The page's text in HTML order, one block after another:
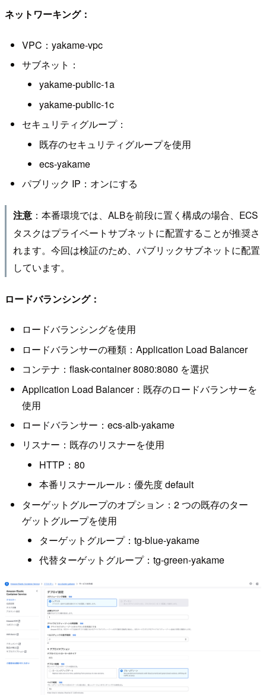
ネットワーキング：
VPC：yakame-vpc
サブネット：
yakame-public-1a
yakame-public-1c
セキュリティグループ：
既存のセキュリティグループを使用
ecs-yakame
パブリック IP：オンにする
注意：本番環境では、ALBを前段に置く構成の場合、ECS
タスクはプライベートサブネットに配置することが推奨さ
れます。今回は検証のため、パブリックサブネットに配置
しています。
ロードバランシング：
ロードバランシングを使用
ロードバランサーの種類：Application Load Balancer
コンテナ：flask-container 8080:8080 を選択
Application Load Balancer：既存のロードバランサーを
使用
ロードバランサー：ecs-alb-yakame
リスナー：既存のリスナーを使用
HTTP：80
本番リスナールール：優先度 default
ターゲットグループのオプション：2 つの既存のター
ゲットグループを使用
ターゲットグループ：tg-blue-yakame
代替ターゲットグループ：tg-green-yakame